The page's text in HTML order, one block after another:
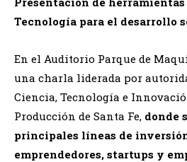
Tecnología para el desarrollo
En el Auditorio Parque de
una charla liderada por
Ciencia, Tecnología e
Producción de Santa Fe, donde
principales líneas de
emprendedores, startups y